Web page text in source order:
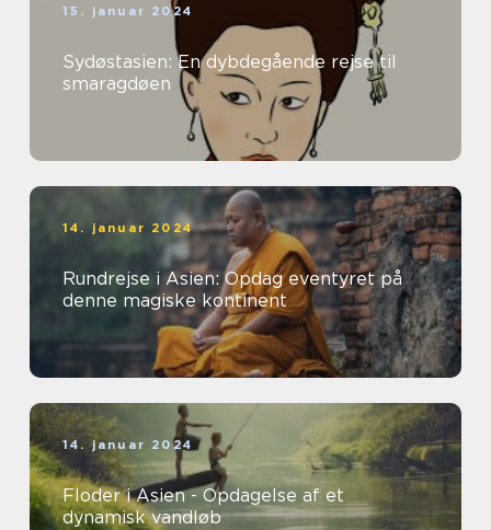
15. januar 2024
Sydøstasien: En dybdegående rejse til
smaragdøen
14. januar 2024
Rundrejse i Asien: Opdag eventyret på
denne magiske kontinent
14. januar 2024
Floder i Asien - Opdagelse af et
dynamisk vandløb